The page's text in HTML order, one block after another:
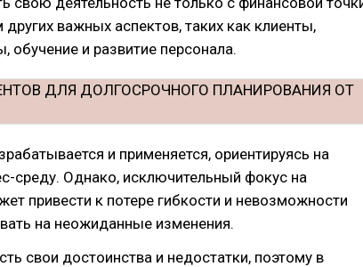
других важных аспектов, таких как клиенты,
обучение и развитие персонала.
и применяется, ориентируясь на
среду. Однако, исключительный фокус на
привести к потере гибкости и невозможности
на неожиданные изменения.
свои достоинства и недостатки, поэтому в